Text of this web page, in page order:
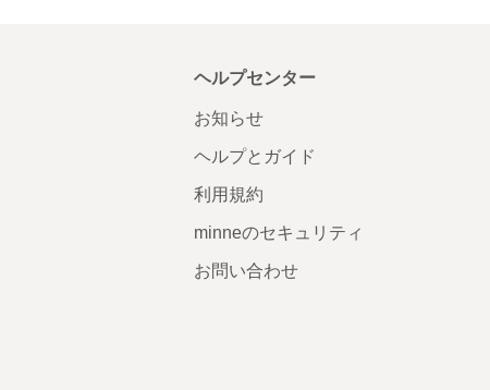
ヘルプセンター
お知らせ
ヘルプとガイド
利用規約
minneのセキュリティ
お問い合わせ